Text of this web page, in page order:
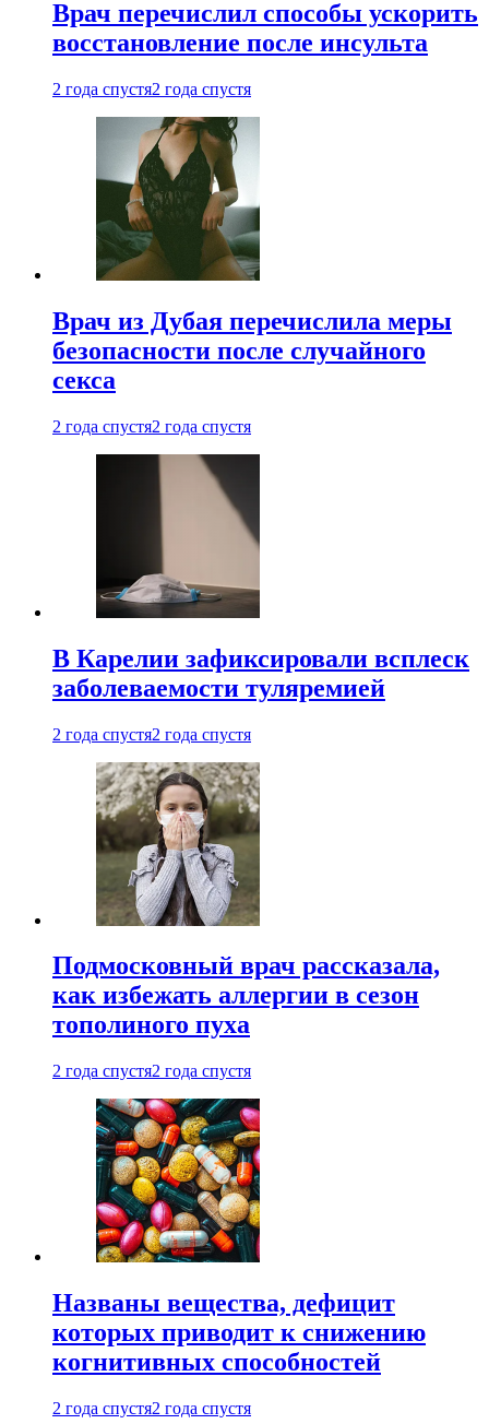
Врач перечислил способы ускорить
восстановление после инсульта
2 года спустя2 года спустя
Врач из Дубая перечислила меры
безопасности после случайного
секса
2 года спустя2 года спустя
В Карелии зафиксировали всплеск
заболеваемости туляремией
2 года спустя2 года спустя
Подмосковный врач рассказала,
как избежать аллергии в сезон
тополиного пуха
2 года спустя2 года спустя
Названы вещества, дефицит
которых приводит к снижению
когнитивных способностей
2 года спустя2 года спустя